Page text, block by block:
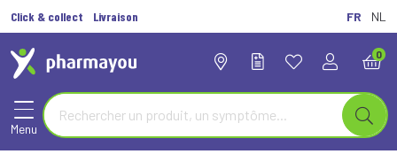
Click & collect Livraison FR NL
0
Menu